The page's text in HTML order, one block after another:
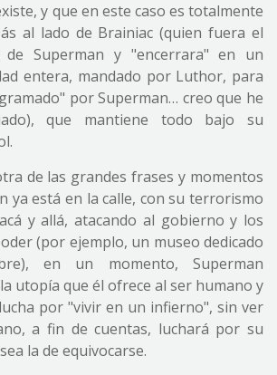
y que en este caso es totalmente
al lado de Brainiac (quien fuera el
de Superman y "encerrara" en un
entera, mandado por Luthor, para
por Superman… creo que he
que mantiene todo bajo su
de las grandes frases y momentos
ya está en la calle, con su terrorismo
y allá, atacando al gobierno y los
(por ejemplo, un museo dedicado
en un momento, Superman
utopía que él ofrece al ser humano y
por "vivir en un infierno", sin ver
a fin de cuentas, luchará por su
la de equivocarse.